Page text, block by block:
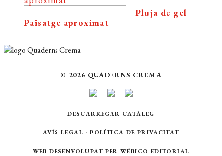
Paisatge aproximat
Pluja de gel
© 2026 QUADERNS CREMA
DESCARREGAR CATÀLEG
AVÍS LEGAL ·POLÍTICA DE PRIVACITAT
WEB DESENVOLUPAT PER WÉBICO EDITORIAL